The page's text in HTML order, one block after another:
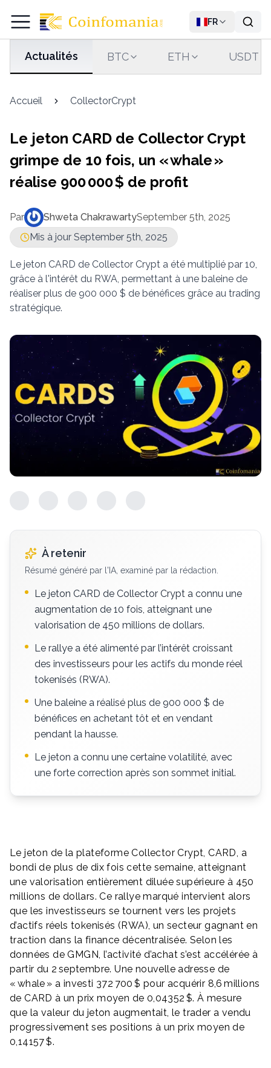
FR
Actualités BTC ETH USDT
Accueil CollectorCrypt
Le jeton CARD de Collector Crypt
grimpe de 10 fois, un « whale »
réalise 900 000 $ de profit
Par Shweta ChakrawartySeptember 5th, 2025
Mis à jour September 5th, 2025
Le jeton CARD de Collector Crypt a été multiplié par 10,
grâce à l'intérêt du RWA, permettant à une baleine de
réaliser plus de 900 000 $ de bénéfices grâce au trading
stratégique.
À retenir
Résumé généré par l'IA, examiné par la rédaction.
Le jeton CARD de Collector Crypt a connu une
augmentation de 10 fois, atteignant une
valorisation de 450 millions de dollars.
Le rallye a été alimenté par l’intérêt croissant
des investisseurs pour les actifs du monde réel
tokenisés (RWA).
Une baleine a réalisé plus de 900 000 $ de
bénéfices en achetant tôt et en vendant
pendant la hausse.
Le jeton a connu une certaine volatilité, avec
une forte correction après son sommet initial.
Le jeton de la plateforme Collector Crypt, CARD, a
bondi de plus de dix fois cette semaine, atteignant
une valorisation entièrement diluée supérieure à 450
millions de dollars. Ce rallye marqué intervient alors
que les investisseurs se tournent vers les projets
d’actifs réels tokenisés (RWA), un secteur gagnant en
traction dans la finance décentralisée. Selon les
données de GMGN, l’activité d’achat s’est accélérée à
partir du 2 septembre. Une nouvelle adresse de
« whale » a investi 372 700 $ pour acquérir 8,6 millions
de CARD à un prix moyen de 0,04352 $. À mesure
que la valeur du jeton augmentait, le trader a vendu
progressivement ses positions à un prix moyen de
0,14157 $.